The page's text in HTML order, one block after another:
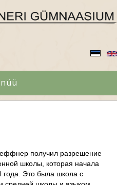
получил разрешение
школы, которая начала
года. Это была школа с